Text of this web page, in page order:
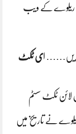
بکنگ 2023، پاکستان ریلوے کے ویب
ای ٹکٹ
لائن ٹکٹ سسٹم
نے تاریخ میں